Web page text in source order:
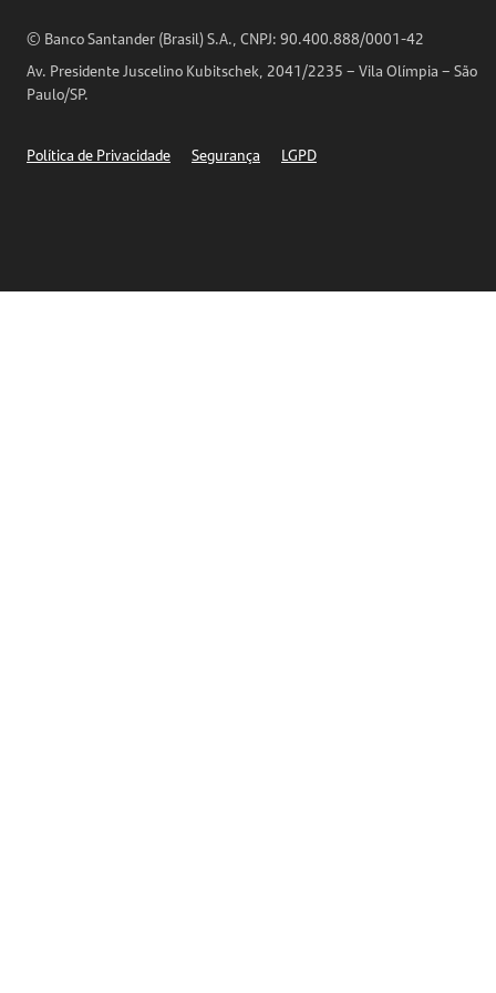
Horários de Atendimento
Telefones
© Banco Santander (Brasil) S.A., CNPJ: 90.400.888/0001-42
Av. Presidente Juscelino Kubitschek, 2041/2235 – Vila Olímpia – São
Paulo/SP.
Política de Privacidade Segurança LGPD